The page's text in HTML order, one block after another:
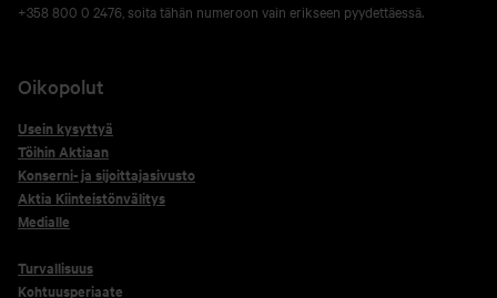
+358 800 0 2476, soita tähän numeroon vain erikseen pyydettäessä.
Oikopolut
Usein kysyttyä
Töihin Aktiaan
Konserni- ja sijoittajasivusto
Aktia Kiinteistönvälitys
Medialle
Turvallisuus
Kohtuusperiaate